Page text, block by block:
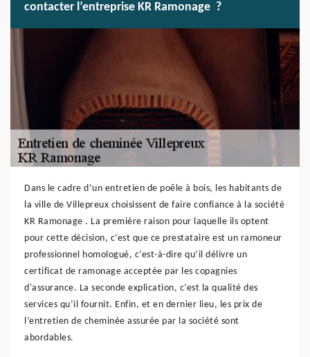
contacter l’entreprise KR Ramonage ?
Dans le cadre d’un entretien de poêle à bois, les habitants de
la ville de Villepreux choisissent de faire confiance à la société
KR Ramonage . La première raison pour laquelle ils optent
pour cette décision, c’est que ce prestataire est un ramoneur
professionnel homologué, c’est-à-dire qu’il délivre un
certificat de ramonage acceptée par les copagnies
d'assurance. La seconde explication, c’est la qualité des
services qu’il fournit. Enfin, et en dernier lieu, les prix de
l’entretien de cheminée assurée par la société sont
abordables.